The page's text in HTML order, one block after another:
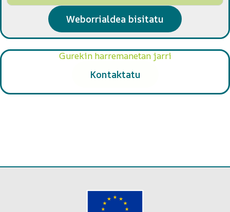
Weborrialdea bisitatu
Gurekin harremanetan jarri
Kontaktatu